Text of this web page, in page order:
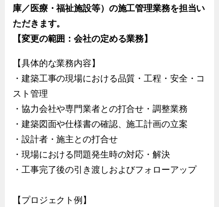
庫／医療・福祉施設等）の施工管理業務を担当い
ただきます。
【変更の範囲：会社の定める業務】
【具体的な業務内容】
・建築工事の現場における品質・工程・安全・コ
スト管理
・協力会社や専門業者との打合せ・調整業務
・建築図面や仕様書の確認、施工計画の立案
・設計者・施主との打合せ
・現場における問題発生時の対応・解決
・工事完了後の引き渡しおよびフォローアップ
【プロジェクト例】